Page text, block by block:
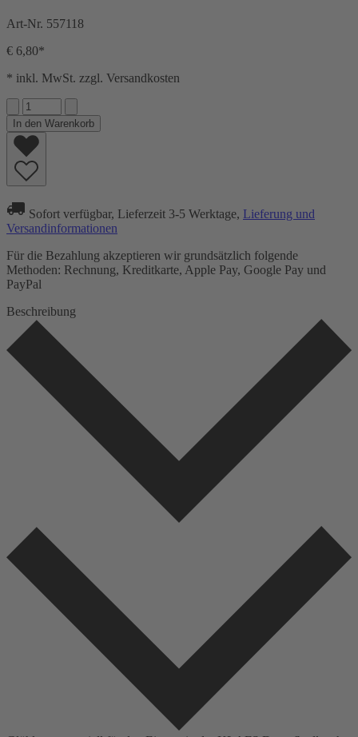
Art-Nr. 557118
€ 6,80*
* inkl. MwSt. zzgl. Versandkosten
In den Warenkorb
Sofort verfügbar, Lieferzeit 3-5 Werktage, Lieferung und
Versandinformationen
Für die Bezahlung akzeptieren wir grundsätzlich folgende
Methoden: Rechnung, Kreditkarte, Apple Pay, Google Pay und
PayPal
Beschreibung